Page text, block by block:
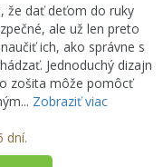
že dať deťom do ruky
ale už len preto
ich, ako správne s
Jednoduchý dizajn
zošita môže pomôcť
Zobraziť viac
dní.